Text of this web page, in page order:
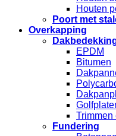
Houten
Poort met
Overkapping
EPDM
Bitumen
Trimmen
Fundering